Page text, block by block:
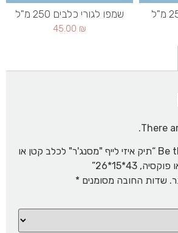
שמפו לגורי כלבים 250 מ"ל
45.00 ₪
There
Be the first to review “תיק איזי לייף "מסנג'ר" לכלב קטן או
43*15*26”
שדות החובה מסומנים *